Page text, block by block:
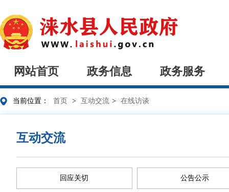
网站首页 政务信息 政务服务
当前位置： 首页 > 互动交流 > 在线访谈
互动交流
回应关切 公告公示